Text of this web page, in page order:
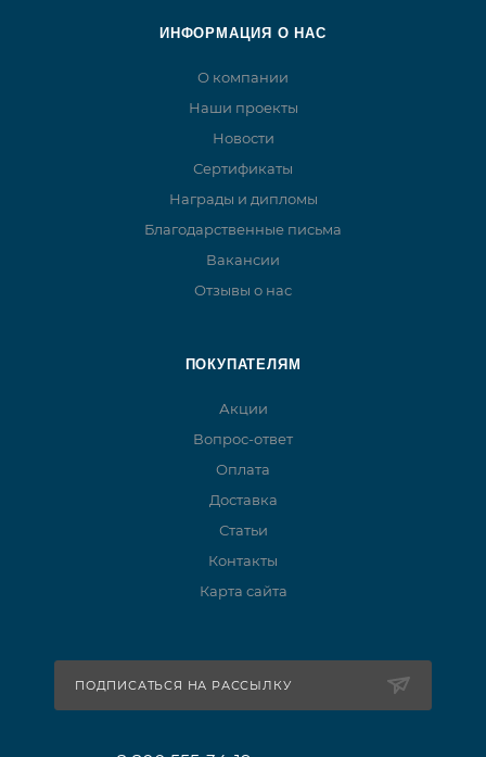
ИНФОРМАЦИЯ О НАС
О компании
Наши проекты
Новости
Сертификаты
Награды и дипломы
Благодарственные письма
Вакансии
Отзывы о нас
ПОКУПАТЕЛЯМ
Акции
Вопрос-ответ
Оплата
Доставка
Статьи
Контакты
Карта сайта
ПОДПИСАТЬСЯ НА РАССЫЛКУ